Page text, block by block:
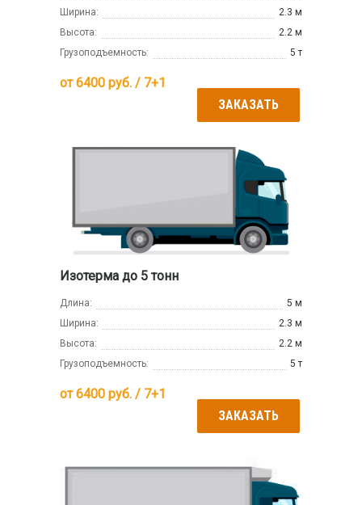
Ширина:
2.3 м
Высота:
2.2 м
Грузоподъемность:
5 т
от6400 руб. / 7+1
ЗАКАЗАТЬ
Изотерма до 5 тонн
Длина:
5 м
Ширина:
2.3 м
Высота:
2.2 м
Грузоподъемность:
5 т
от6400 руб. / 7+1
ЗАКАЗАТЬ